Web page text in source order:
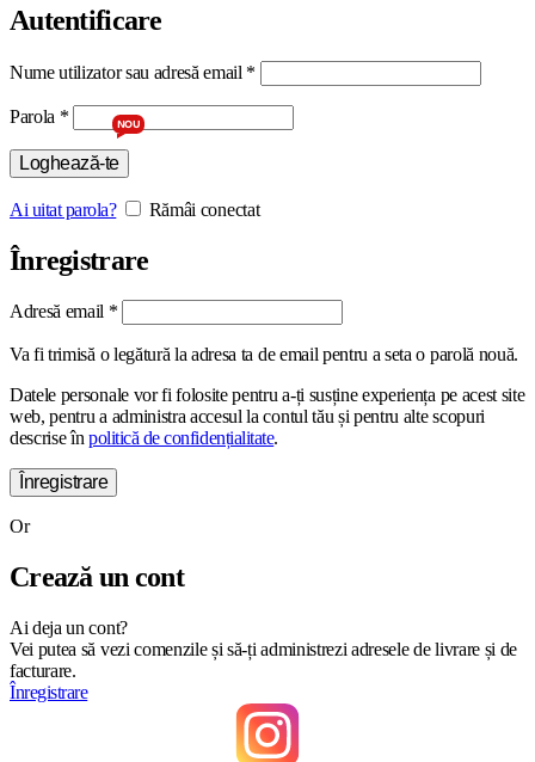
Autentificare
Nume utilizator sau adresă email *
Parola *Obligatoriu
Loghează-te
Ai uitat parola? Rămâi conectat
Înregistrare
Adresă email *Obligatoriu
Va fi trimisă o legătură la adresa ta de email pentru a seta o parolă nouă.
Datele personale vor fi folosite pentru a-ți susține experiența pe acest site
web, pentru a administra accesul la contul tău și pentru alte scopuri
descrise înpolitică de confidențialitate.
Înregistrare
Or
Crează un cont
Ai deja un cont?
Vei putea să vezi comenzile și să-ți administrezi adresele de livrare și de
facturare.
Înregistrare
NOU